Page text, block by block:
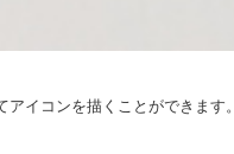
イコンを描くことができます。